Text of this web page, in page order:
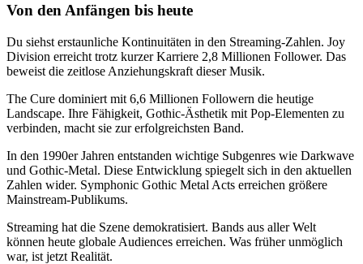
Von den Anfängen bis heute
Du siehst erstaunliche Kontinuitäten in den Streaming-Zahlen. Joy
Division erreicht trotz kurzer Karriere 2,8 Millionen Follower. Das
beweist die zeitlose Anziehungskraft dieser Musik.
The Cure dominiert mit 6,6 Millionen Followern die heutige
Landscape. Ihre Fähigkeit, Gothic-Ästhetik mit Pop-Elementen zu
verbinden, macht sie zur erfolgreichsten Band.
In den 1990er Jahren entstanden wichtige Subgenres wie Darkwave
und Gothic-Metal. Diese Entwicklung spiegelt sich in den aktuellen
Zahlen wider. Symphonic Gothic Metal Acts erreichen größere
Mainstream-Publikums.
Streaming hat die Szene demokratisiert. Bands aus aller Welt
können heute globale Audiences erreichen. Was früher unmöglich
war, ist jetzt Realität.